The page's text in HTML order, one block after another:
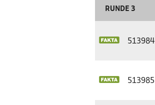
RUNDE 3
513984
513985